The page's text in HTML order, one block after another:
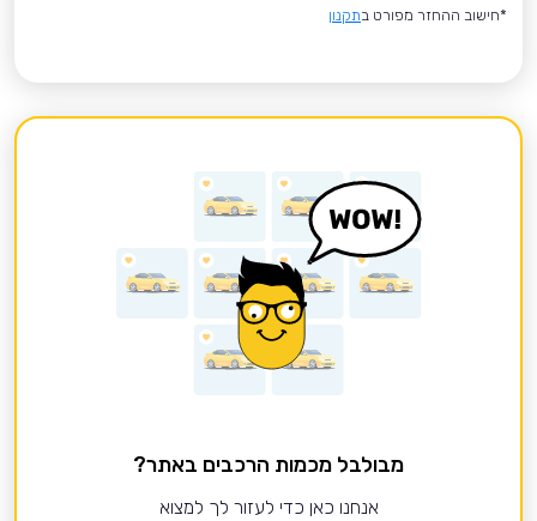
*חישוב ההחזר מפורט בתקנון
מבולבל מכמות הרכבים באתר?
אנחנו כאן כדי לעזור לך למצוא